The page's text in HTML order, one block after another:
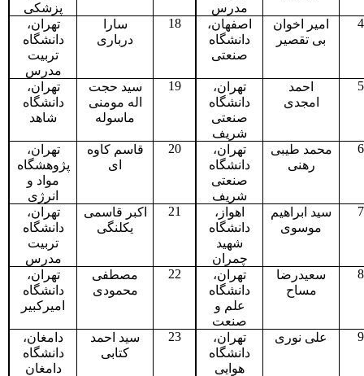
مدرس
پزشکی
4
امیر اخوان
بی تقصیر
اصفهان،
دانشگاه
صنعتی
18
سارا
درباری
تهران،
دانشگاه
تربیت
مدرس
5
احمد
امجدی
تهران،
دانشگاه
صنعتی
شریف
19
سید حجت
اله مومنی
ماسوله
تهران،
دانشگاه
شاهد
6
محمد طیبی
رهنی
تهران،
دانشگاه
صنعتی
شریف
20
قاسم کاوه
ای
تهران،
پژوهشگاه
مواد و
انرژی
7
سید ابراهیم
موسوی
اهواز،
دانشگاه
شهید
چمران
21
اکبر قاسمی
یکلنگی
تهران،
دانشگاه
تربیت
مدرس
8
سعیدرضا
مساح
تهران،
دانشگاه
علم و
صنعت
22
مصطفی
محمودی
تهران،
دانشگاه
امیرکبیر
9 علی نوری
تهران،
دانشگاه
هوایی
23
سید احمد
کتابی
دامغان،
دانشگاه
دامغان